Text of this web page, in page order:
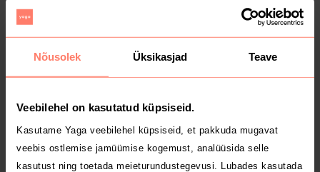
Nõusolek Üksikasjad Teave
Veebilehel on kasutatud küpsiseid.
Kasutame Yaga veebilehel küpsiseid, et pakkuda mugavat
veebis ostlemise jamüümise kogemust, analüüsida selle
kasutust ning toetada meieturundustegevusi. Lubades kasutada